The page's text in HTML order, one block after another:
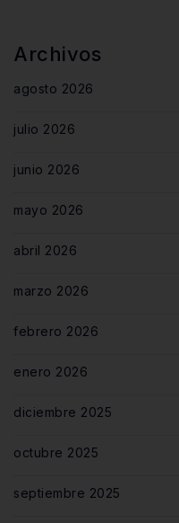
Archivos
agosto 2026
julio 2026
junio 2026
mayo 2026
abril 2026
marzo 2026
febrero 2026
enero 2026
diciembre 2025
octubre 2025
septiembre 2025